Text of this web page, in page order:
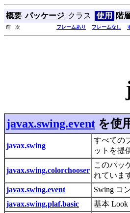
概要 パッケージ クラス 使用 階
前 次 フレームあり フレームなし
javax.swing.event を使
javax.swing
すべての
ットを提
javax.swing.colorchooser
このパッ
れていま
javax.swing.event
Swing コ
javax.swing.plaf.basic
基本